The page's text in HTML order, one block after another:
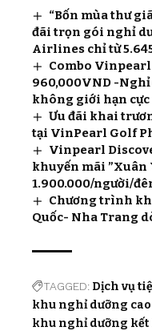
“Bốn mùa thư
đãi trọn gói nghỉ
Airlines chỉ từ
Combo Vinpearl
960,000VND -
không giới hạn
Ưu đãi khai
tại VinPearl Golf
Vinpearl
khuyến mãi ”Xuân
1.900.000/người/
Chương trình
Quốc- Nha Trang
TAGGED: Dịch vụ
khu nghỉ dưỡng cao
khu nghỉ dưỡng kết